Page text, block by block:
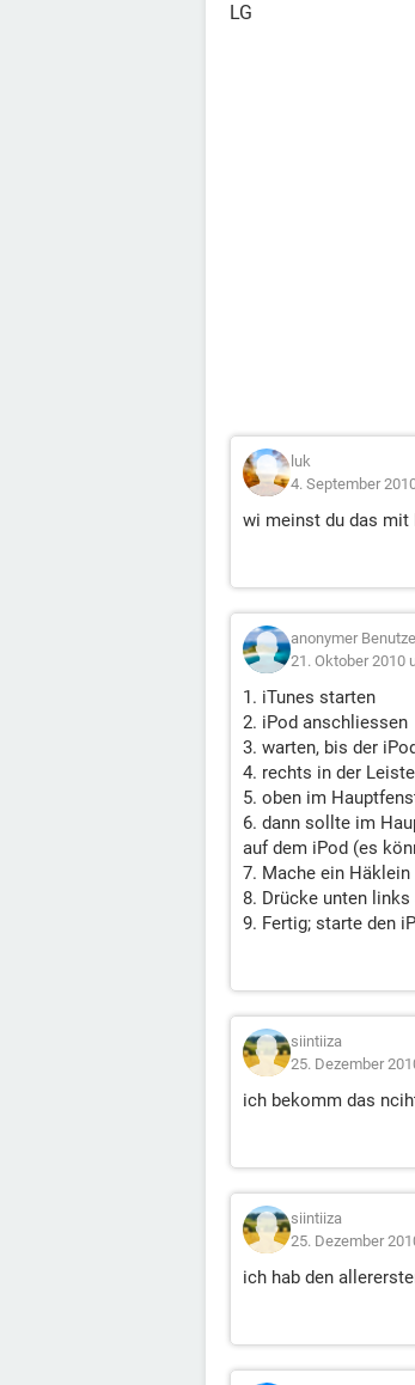
LG
luk
4. September
wi meinst du das mit
anonymer
21. Oktober 2010
1. iTunes starten
2. iPod anschliessen
3. warten, bis der
4. rechts in der
5. oben im
6. dann sollte im
auf dem iPod (es
7. Mache ein
8. Drücke unten
9. Fertig; starte den
siintiiza
25. Dezember
ich bekomm das
siintiiza
25. Dezember
ich hab den